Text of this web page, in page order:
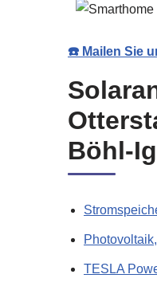
☎️ Mailen Sie
Böhl-
TESLA